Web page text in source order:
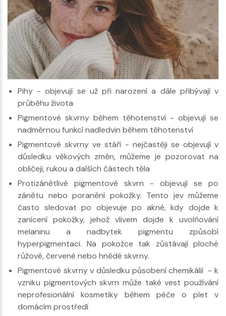
Pihy - objevují se už při narození a dále přibývají v
průběhu života
Pigmentové skvrny během těhotenství - objevují se
nadměrnou funkcí nadledvin během těhotenství
Pigmentové skvrny ve stáří - nejčastěji se objevují v
důsledku věkových změn, můžeme je pozorovat na
obličeji, rukou a dalších částech těla
Protizánětlivé pigmentové skvrn - objevují se po
zánětu nebo poranění pokožky. Tento jev můžeme
často sledovat po objevuje po akné, kdy dojde k
zanícení pokožky, jehož vlivem dojde k uvolňování
melaninu a nadbytek pigmentu způsobí
hyperpigmentaci. Na pokožce tak zůstávají ploché
růžové, červené nebo hnědé skvrny.
Pigmentové skvrny v důsledku působení chemikálií - k
vzniku pigmentových skvrn může také vest používání
neprofesionální kosmetiky během péče o plet v
domácím prostředí